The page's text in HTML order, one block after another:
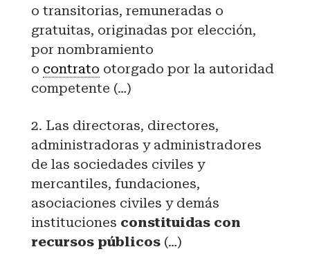
o transitorias, remuneradas o
gratuitas, originadas por elección,
por nombramiento
o contrato otorgado por la autoridad
competente (…)
2. Las directoras, directores,
administradoras y administradores
de las sociedades civiles y
mercantiles, fundaciones,
asociaciones civiles y demás
instituciones constituidas con
recursos públicos (…)